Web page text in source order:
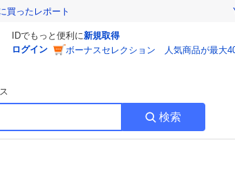
買ったレポート
IDでもっと便利に新規取得
ログイン
ボーナスセレクション 人気商品が最大
検索